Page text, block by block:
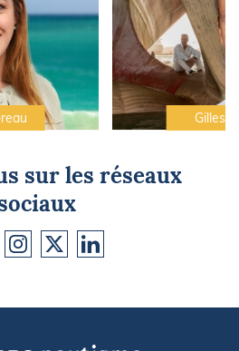
Gilles
sur les réseaux